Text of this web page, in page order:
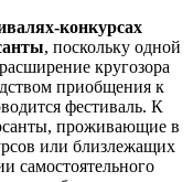
конкурсах
, поскольку одной
кругозора
приобщения к
фестиваль. К
проживающие в
или близлежащих
самостоятельного